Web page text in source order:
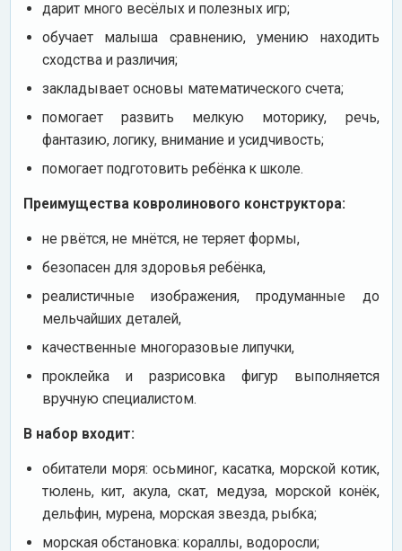
дарит много весёлых и полезных игр;
обучает малыша сравнению, умению находить
сходства и различия;
закладывает основы математического счета;
помогает развить мелкую моторику, речь,
фантазию, логику, внимание и усидчивость;
помогает подготовить ребёнка к школе.
Преимущества ковролинового конструктора:
не рвётся, не мнётся, не теряет формы,
безопасен для здоровья ребёнка,
реалистичные изображения, продуманные до
мельчайших деталей,
качественные многоразовые липучки,
проклейка и разрисовка фигур выполняется
вручную специалистом.
В набор входит:
обитатели моря: осьминог, касатка, морской котик,
тюлень, кит, акула, скат, медуза, морской конёк,
дельфин, мурена, морская звезда, рыбка;
морская обстановка: кораллы, водоросли;